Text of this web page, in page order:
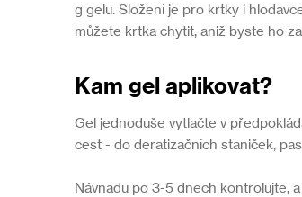
g gelu. Složení je pro krtky i
můžete krtka chytit, aniž byste ho
Kam gel aplikovat?
Gel jednoduše vytlačte v
cest - do deratizačních staniček,
Návnadu po 3-5 dnech kontrolujte,